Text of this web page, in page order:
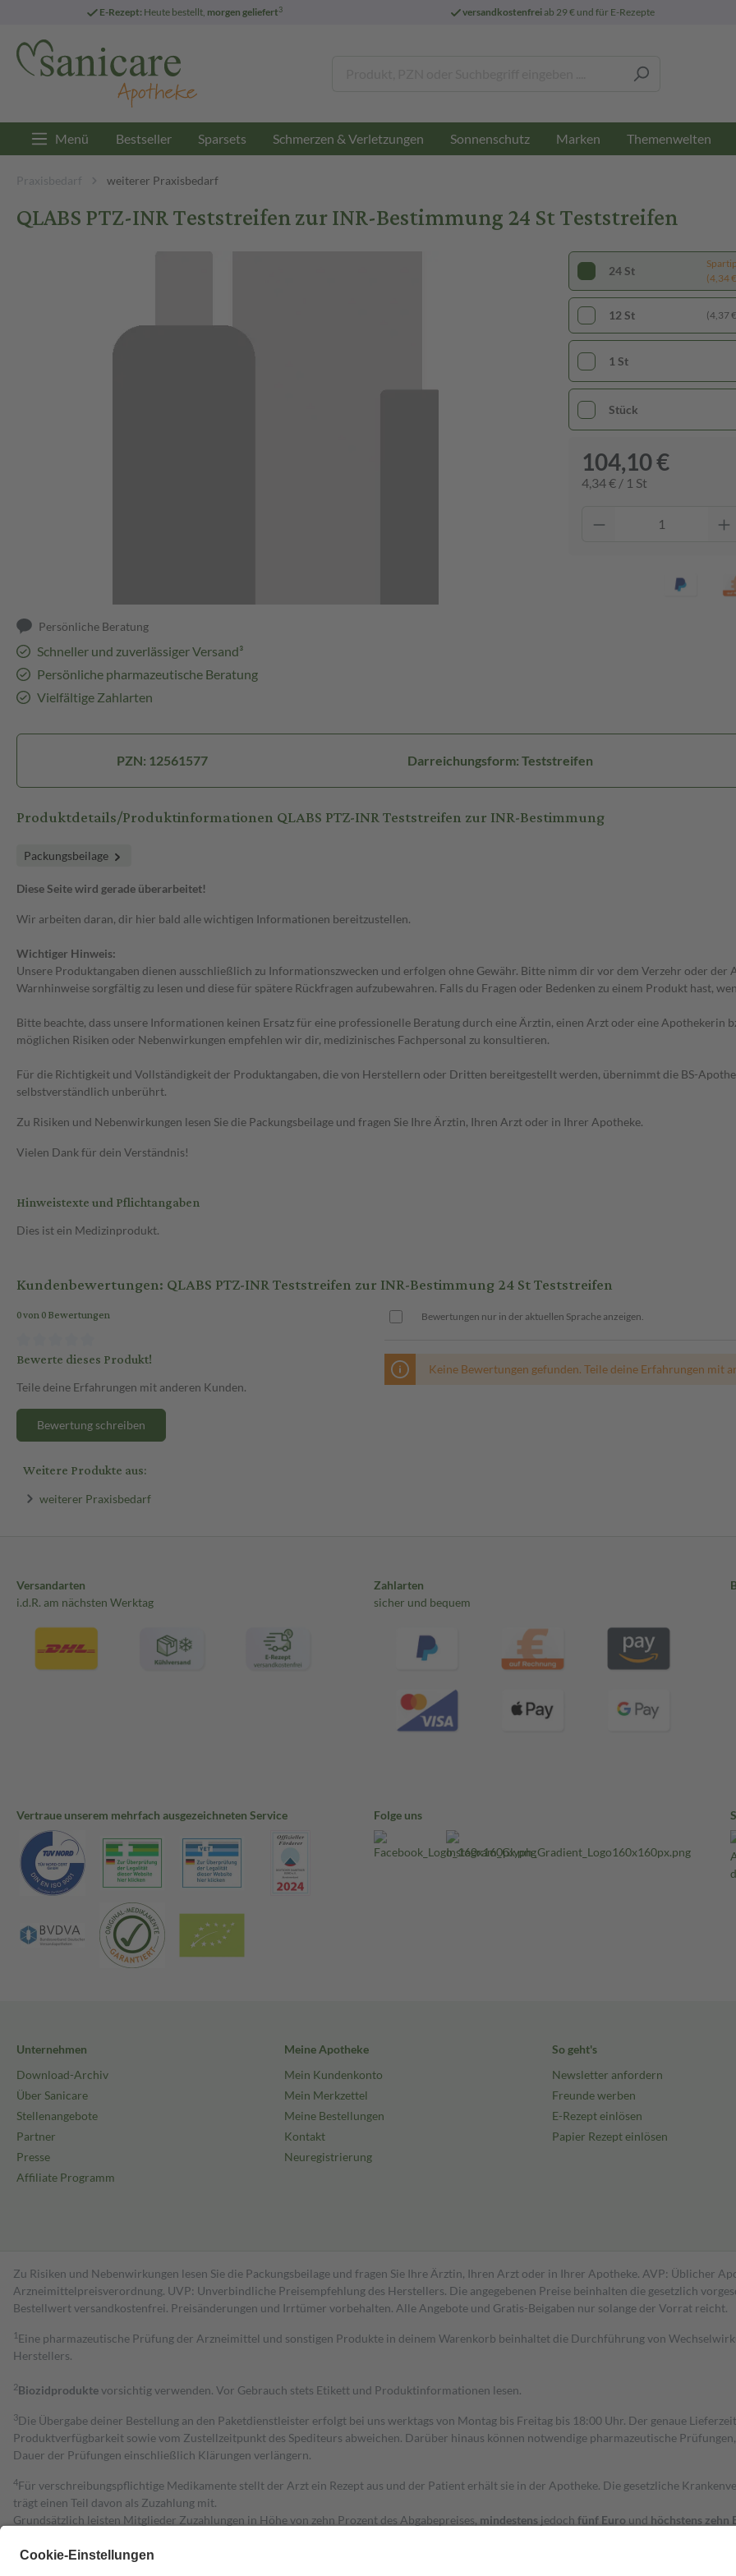
E-Rezept: Heute bestellt, morgen geliefert3 versandkostenfreiab 29 € und für E-Rezepte
Menü Bestseller Sparsets Schmerzen & Verletzungen Sonnenschutz Marken Themenwelten
Praxisbedarf weiterer Praxisbedarf
QLABS PTZ-INR Teststreifen zur INR-Bestimmung 24 St Teststreifen
Persönliche Beratung
Schneller und zuverlässiger Versand³
Persönliche pharmazeutische Beratung
Vielfältige Zahlarten
24 St
(4,34
12 St (4,37
1 St
Stück
104,10 €
4,34 € / 1 St
PZN: 12561577 Darreichungsform: Teststreifen
Produktdetails/Produktinformationen QLABS PTZ-INR Teststreifen zur INR-Bestimmung
Packungsbeilage
Diese Seite wird gerade überarbeitet!
Wir arbeiten daran, dir hier bald alle wichtigen Informationen bereitzustellen.
Wichtiger Hinweis:
Unsere Produktangaben dienen ausschließlich zu Informationszwecken und erfolgen ohne Gewähr. Bitte nimm dir vor dem Verzehr oder
Warnhinweise sorgfältig zu lesen und diese für spätere Rückfragen aufzubewahren. Falls du Fragen oder Bedenken zu einem Produkt hast,
Bitte beachte, dass unsere Informationen keinen Ersatz für eine professionelle Beratung durch eine Ärztin, einen Arzt oder eine Apothekerin
möglichen Risiken oder Nebenwirkungen empfehlen wir dir, medizinisches Fachpersonal zu konsultieren.
Für die Richtigkeit und Vollständigkeit der Produktangaben, die von Herstellern oder Dritten bereitgestellt werden, übernimmt die BS-
selbstverständlich unberührt.
Zu Risiken und Nebenwirkungen lesen Sie die Packungsbeilage und fragen Sie Ihre Ärztin, Ihren Arzt oder in Ihrer Apotheke.
Vielen Dank für dein Verständnis!
Hinweistexte und Pflichtangaben
Dies ist ein Medizinprodukt.
Kundenbewertungen: QLABS PTZ-INR Teststreifen zur INR-Bestimmung 24 St Teststreifen
0 von 0 Bewertungen
Bewerte dieses Produkt!
Teile deine Erfahrungen mit anderen Kunden.
Bewertung schreiben
Bewertungen nur in der aktuellen Sprache anzeigen.
Keine Bewertungen gefunden. Teile deine Erfahrungen mit
Weitere Produkte aus:
weiterer Praxisbedarf
Versandarten
i.d.R. am nächsten Werktag
Zahlarten
sicher und bequem
Vertraue unserem mehrfach ausgezeichneten Service Folge uns
Unternehmen
Download-Archiv
Über Sanicare
Stellenangebote
Partner
Presse
Affiliate Programm
Meine Apotheke
Mein Kundenkonto
Mein Merkzettel
Meine Bestellungen
Kontakt
Neuregistrierung
So geht's
Newsletter anfordern
Freunde werben
E-Rezept einlösen
Papier Rezept einlösen
Zu Risiken und Nebenwirkungen lesen Sie die Packungsbeilage und fragen Sie Ihre Ärztin, Ihren Arzt oder in Ihrer Apotheke. AVP: Üblicher
Arzneimittelpreisverordnung. UVP: Unverbindliche Preisempfehlung des Herstellers. Die angegebenen Preise beinhalten die gesetzlich
Bestell­wert versand­kosten­frei. Preisänderungen und Irrtümer vorbehalten. Alle Angebote und Gratis-Beigaben nur solange der Vorrat reicht.
1 Eine pharmazeutische Prüfung der Arzneimittel und sonstigen Produkte in deinem Warenkorb beinhaltet die Durchführung von
Herstellers.
2Biozidproduktevorsichtig verwenden. Vor Gebrauch stets Etikett und Produktinformationen lesen.
3Die Übergabe deiner Bestellung an den Paketdienstleister erfolgt bei uns werktags von Montag bis Freitag bis 18:00 Uhr. Der genaue
Produktverfügbarkeit sowie vom Zustellzeitpunkt des Spediteurs abweichen. Darüber hinaus können notwendige pharmazeutische
Dauer der Prüfungen einschließlich Klärungen verlängern.
4Für verschreibungspflichtige Medikamente stellt der Arzt ein Rezept aus und der Patient erhält sie in der Apotheke. Die gesetzliche
trägt einen Teil davon als Zuzahlung mit.
Grundsätzlich leisten Mitglieder Zuzahlungen in Höhe von zehn Prozent des Abgabepreises, mindestens jedoch fünf Euro und höchstens zehn
Diese Regeln gelten grundsätzlich auch für Online-Apotheken.